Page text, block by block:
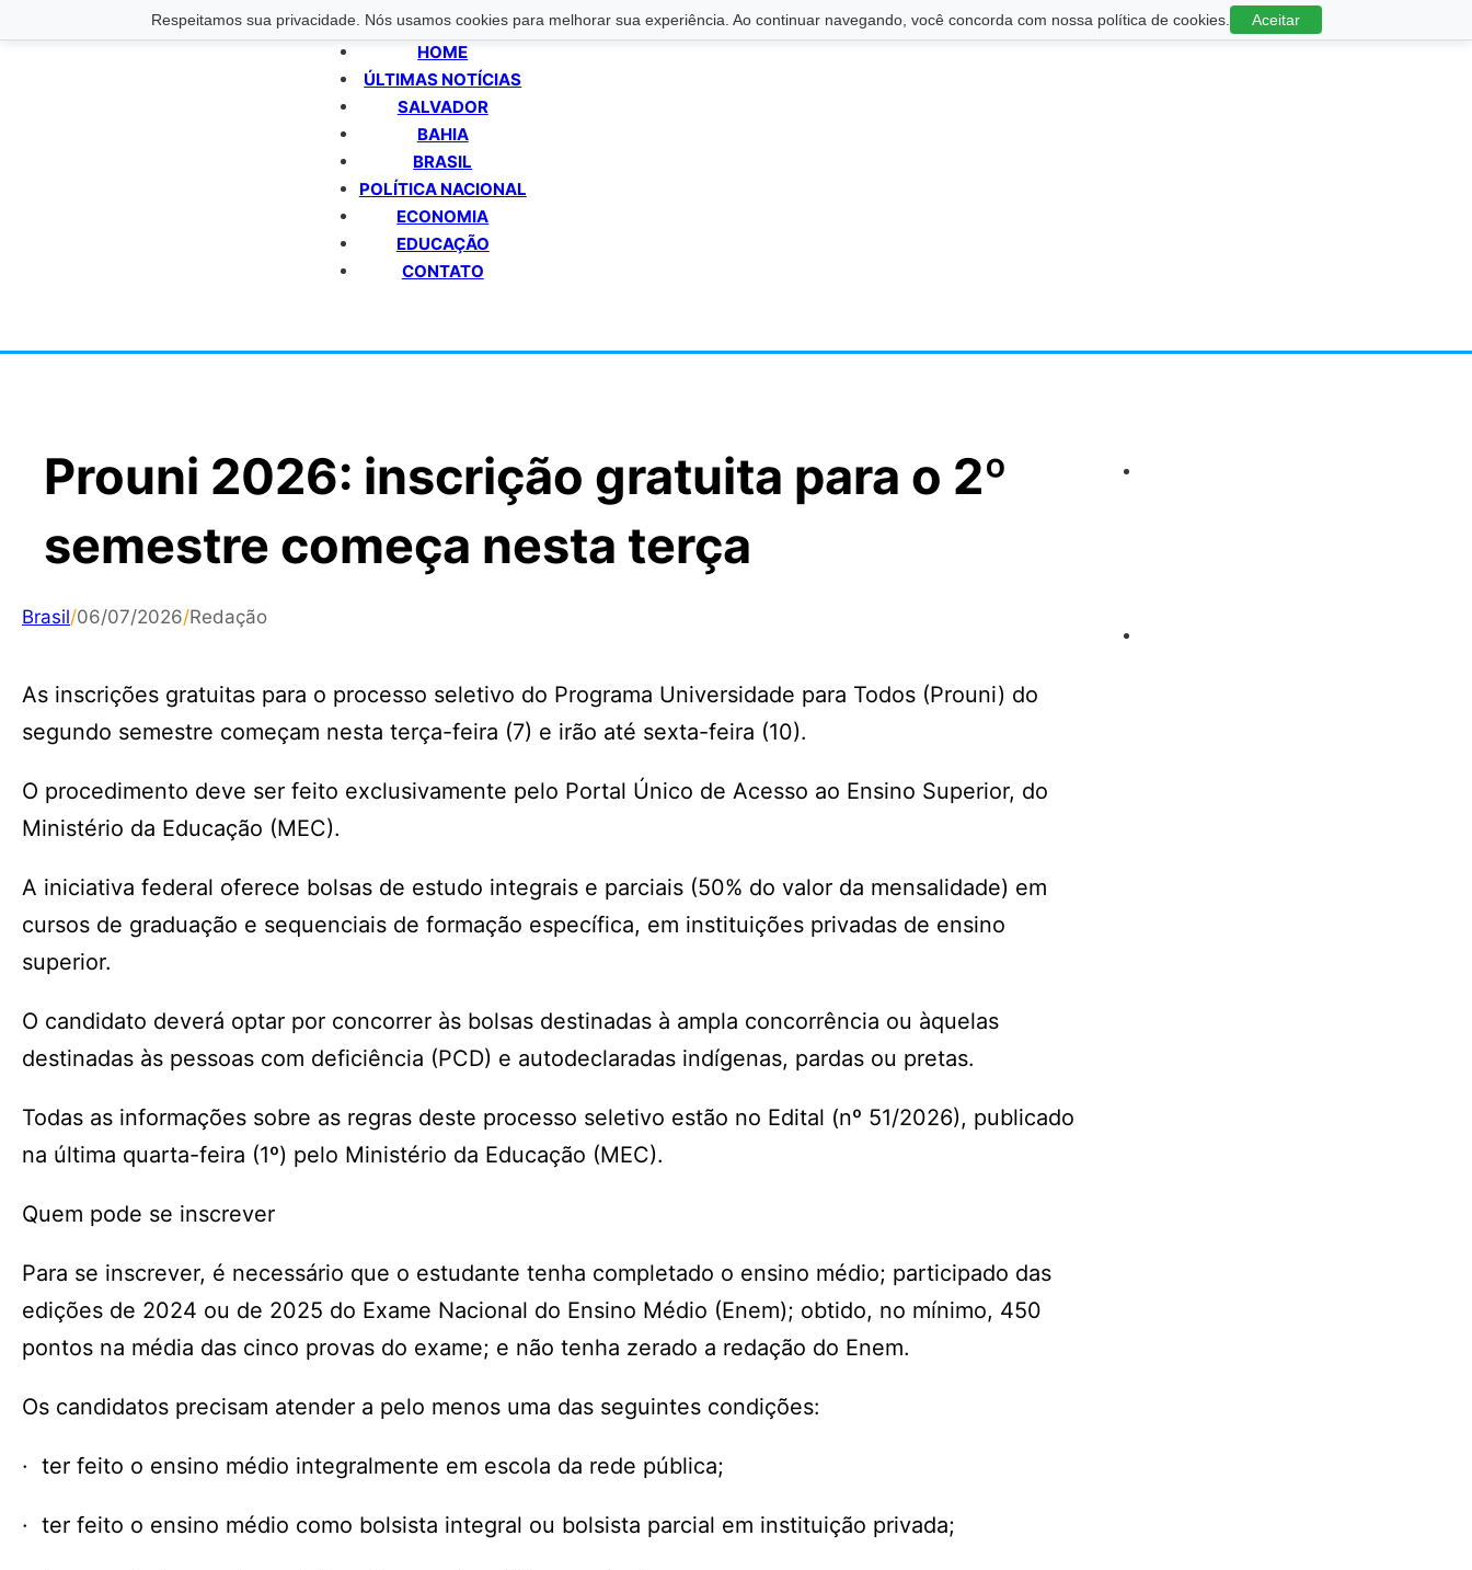
Respeitamos sua privacidade. Nós usamos cookies para melhorar sua experiência. Ao continuar navegando, você concorda com nossa política de cookies. Aceitar
HOME
ÚLTIMAS NOTÍCIAS
SALVADOR
BAHIA
BRASIL
POLÍTICA NACIONAL
ECONOMIA
EDUCAÇÃO
CONTATO
Prouni 2026: inscrição gratuita para o 2º
semestre começa nesta terça
Brasil/06/07/2026/Redação
As inscrições gratuitas para o processo seletivo do Programa Universidade para Todos (Prouni) do
segundo semestre começam nesta terça-feira (7) e irão até sexta-feira (10).
O procedimento deve ser feito exclusivamente pelo Portal Único de Acesso ao Ensino Superior, do
Ministério da Educação (MEC).
A iniciativa federal oferece bolsas de estudo integrais e parciais (50% do valor da mensalidade) em
cursos de graduação e sequenciais de formação específica, em instituições privadas de ensino
superior.
O candidato deverá optar por concorrer às bolsas destinadas à ampla concorrência ou àquelas
destinadas às pessoas com deficiência (PCD) e autodeclaradas indígenas, pardas ou pretas.
Todas as informações sobre as regras deste processo seletivo estão no Edital (nº 51/2026), publicado
na última quarta-feira (1º) pelo Ministério da Educação (MEC).
Quem pode se inscrever
Para se inscrever, é necessário que o estudante tenha completado o ensino médio; participado das
edições de 2024 ou de 2025 do Exame Nacional do Ensino Médio (Enem); obtido, no mínimo, 450
pontos na média das cinco provas do exame; e não tenha zerado a redação do Enem.
Os candidatos precisam atender a pelo menos uma das seguintes condições:
· ter feito o ensino médio integralmente em escola da rede pública;
· ter feito o ensino médio como bolsista integral ou bolsista parcial em instituição privada;